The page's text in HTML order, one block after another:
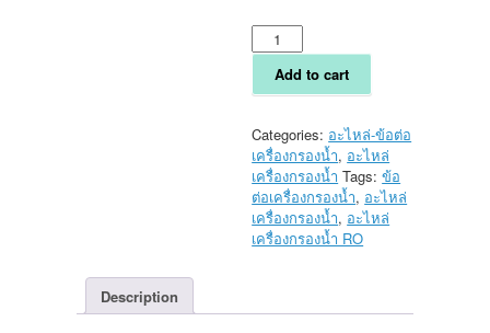
วาล์ว
ถัง
RO
สายน้ำ
2
หุน
quantity
Add to cart
Categories: อะไหล่-ข้อต่อ
เครื่องกรองน้ำ, อะไหล่
เครื่องกรองน้ำ Tags:ข้อ
ต่อเครื่องกรองน้ำ, อะไหล่
เครื่องกรองน้ำ, อะไหล่
เครื่องกรองน้ำ RO
Description